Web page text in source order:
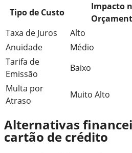
Tipo de Custo
Impacto
Taxa de Juros
Alto
Anuidade
Médio
Tarifa de
Emissão
Baixo
Multa por
Atraso
Muito Alto
Alternativas
cartão de crédito